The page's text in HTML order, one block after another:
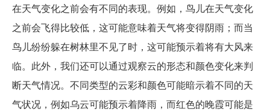
在天气变化之前会有不同的表现。例如，鸟儿在天气变化
之前会飞得比较低，这可能意味着天气将变得阴雨；而当
鸟儿纷纷躲在树林里不见了时，这可能预示着将有大风来
临。此外，我们还可以通过观察云的形态和颜色变化来判
断天气情况。不同类型的云彩和颜色可能暗示着不同的天
气状况，例如乌云可能预示着降雨，而红色的晚霞可能是